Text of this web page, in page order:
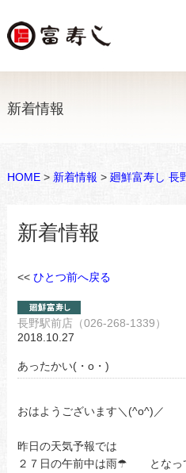
新着情報
HOME> 新着情報 > 廻鮮富寿し 長
新着情報
<< ひとつ前へ戻る
長野駅前店（026-268-1339）
2018.10.27
あったかい(・o・)
おはようございます＼(^o^)／
昨日の天気予報では
２７日の午前中は雨☂ となっ